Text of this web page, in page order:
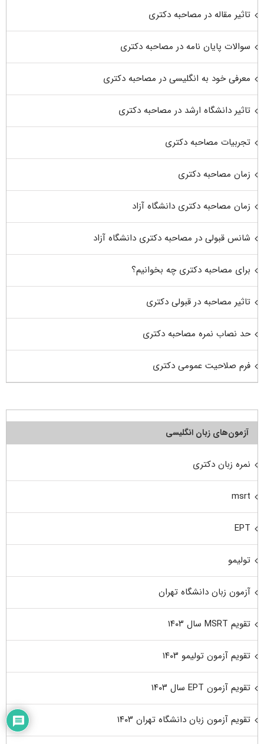
تاثیر مقاله در مصاحبه دکتری
سوالات پایان نامه در مصاحبه دکتری
معرفی خود به انگلیسی در مصاحبه دکتری
تاثیر دانشگاه ارشد در مصاحبه دکتری
تجربیات مصاحبه دکتری
زمان مصاحبه دکتری
زمان مصاحبه دکتری دانشگاه آزاد
شانس قبولی در مصاحبه دکتری دانشگاه آزاد
برای مصاحبه دکتری چه بخوانیم؟
تاثیر مصاحبه در قبولی دکتری
حد نصاب نمره مصاحبه دکتری
فرم صلاحیت عمومی دکتری
آزمون‌های زبان انگلیسی
نمره زبان دکتری
msrt
EPT
تولیمو
آزمون زبان دانشگاه تهران
تقویم MSRT سال ۱۴۰۳
تقویم آزمون تولیمو ۱۴۰۳
تقویم آزمون EPT سال ۱۴۰۳
تقویم آزمون زبان دانشگاه تهران ۱۴۰۳